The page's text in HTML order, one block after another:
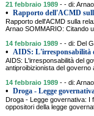
21 febbraio 1989 - - di:
• Rapporto dell'ACMD
Rapporto dell'ACMD sulla
Arnao SOMMARIO: Citando
14 febbraio 1989 - - di: Del
• AIDS: L'irresponsabilità
AIDS: L'irresponsabilità del
antiproibizionista del
14 febbraio 1989 - - di:
• Droga - Legge
Droga - Legge governativa: I
oppositori della legge